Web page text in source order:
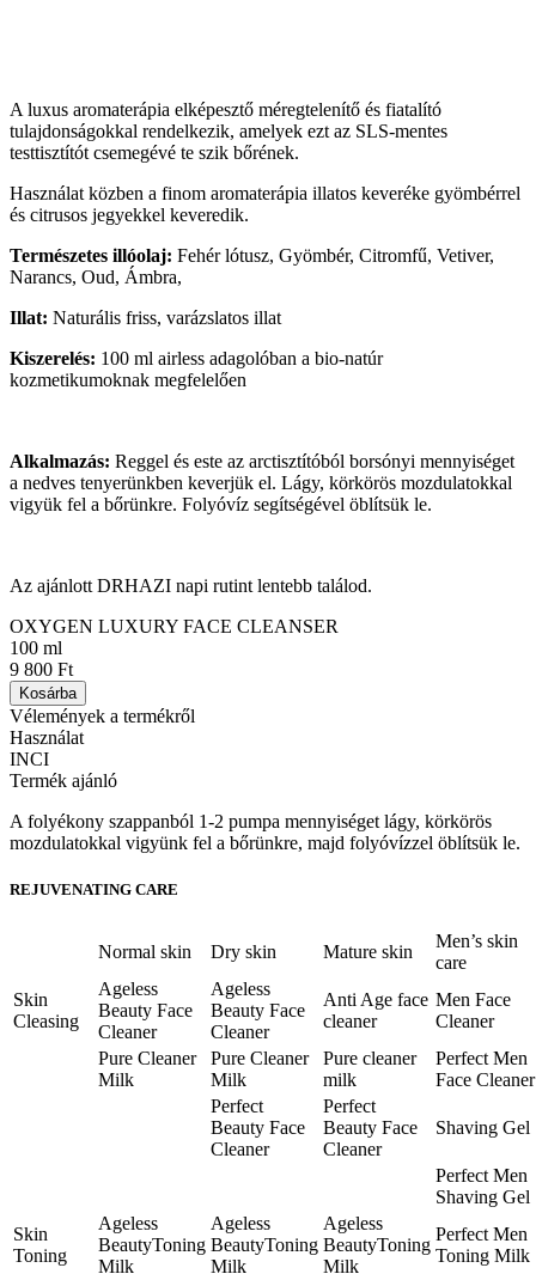
A luxus aromaterápia elképesztő méregtelenítő és fiatalító
tulajdonságokkal rendelkezik, amelyek ezt az SLS-mentes
testtisztítót csemegévé te szik bőrének.
Használat közben a finom aromaterápia illatos keveréke gyömbérrel
és citrusos jegyekkel keveredik.
Természetes illóolaj: Fehér lótusz, Gyömbér, Citromfű, Vetiver,
Narancs, Oud, Ámbra,
Illat: Naturális friss, varázslatos illat
Kiszerelés: 100 ml airless adagolóban a bio-natúr
kozmetikumoknak megfelelően
Alkalmazás: Reggel és este az arctisztítóból borsónyi mennyiséget
a nedves tenyerünkben keverjük el. Lágy, körkörös mozdulatokkal
vigyük fel a bőrünkre. Folyóvíz segítségével öblítsük le.
Az ajánlott DRHAZI napi rutint lentebb találod.
OXYGEN LUXURY FACE CLEANSER
100 ml
9 800 Ft
Kosárba
Vélemények a termékről
Használat
INCI
Termék ajánló
A folyékony szappanból 1-2 pumpa mennyiséget lágy, körkörös
mozdulatokkal vigyünk fel a bőrünkre, majd folyóvízzel öblítsük le.
REJUVENATING CARE
Normal skin Dry skin Mature skin
Men’s skin
care
Skin
Cleasing
Ageless
Beauty Face
Cleaner
Ageless
Beauty Face
Cleaner
Anti Age face
cleaner
Men Face
Cleaner
Pure Cleaner
Milk
Pure Cleaner
Milk
Pure cleaner
milk
Perfect Men
Face Cleaner
Perfect
Beauty Face
Cleaner
Perfect
Beauty Face
Cleaner
Shaving Gel
Perfect Men
Shaving Gel
Skin
Toning
Ageless
BeautyToning
Milk
Ageless
BeautyToning
Milk
Ageless
BeautyToning
Milk
Perfect Men
Toning Milk